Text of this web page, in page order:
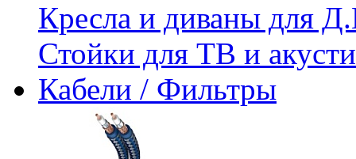
Кресла и диваны для
Стойки для ТВ и
Кабели / Фильтры